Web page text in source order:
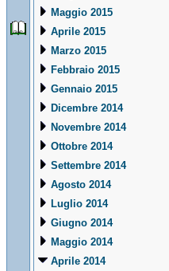
Maggio 2015
Aprile 2015
Marzo 2015
Febbraio 2015
Gennaio 2015
Dicembre 2014
Novembre 2014
Ottobre 2014
Settembre 2014
Agosto 2014
Luglio 2014
Giugno 2014
Maggio 2014
Aprile 2014